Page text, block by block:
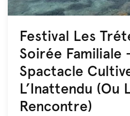
Festival Les
Soirée Familiale
Spactacle
L’Inattendu (Ou
Rencontre)